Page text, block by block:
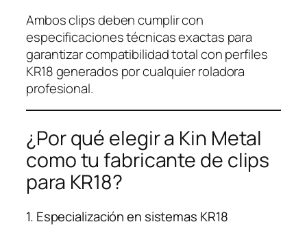
Ambos clips deben cumplir con
especificaciones técnicas exactas para
garantizar compatibilidad total con perfiles
KR18 generados por cualquier roladora
profesional.
¿Por qué elegir a Kin Metal
como tu fabricante de clips
para KR18?
1. Especialización en sistemas KR18